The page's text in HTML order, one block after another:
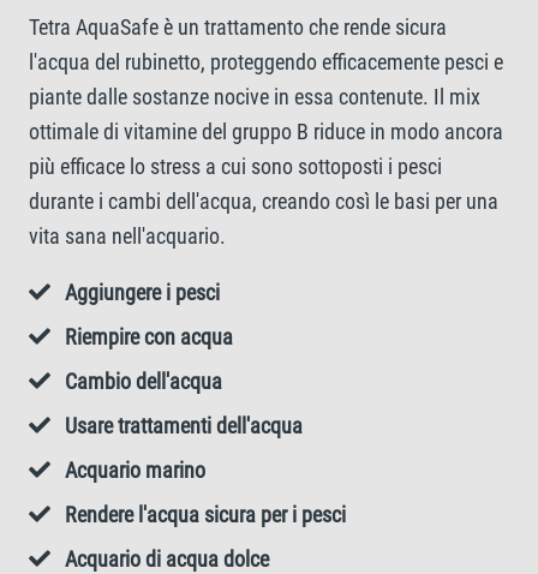
Tetra AquaSafe è un trattamento che rende sicura
l'acqua del rubinetto, proteggendo efficacemente pesci e
piante dalle sostanze nocive in essa contenute. Il mix
ottimale di vitamine del gruppo B riduce in modo ancora
più efficace lo stress a cui sono sottoposti i pesci
durante i cambi dell'acqua, creando così le basi per una
vita sana nell'acquario.
Aggiungere i pesci
Riempire con acqua
Cambio dell'acqua
Usare trattamenti dell'acqua
Acquario marino
Rendere l'acqua sicura per i pesci
Acquario di acqua dolce